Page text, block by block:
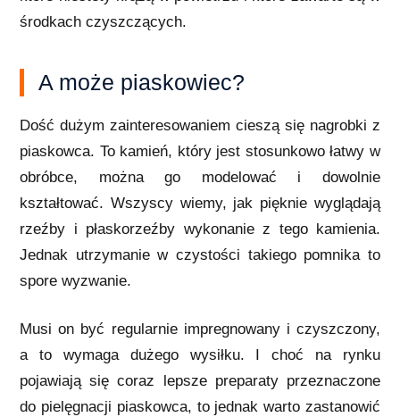
środkach czyszczących.
A może piaskowiec?
Dość dużym zainteresowaniem cieszą się nagrobki z
piaskowca. To kamień, który jest stosunkowo łatwy w
obróbce, można go modelować i dowolnie
kształtować. Wszyscy wiemy, jak pięknie wyglądają
rzeźby i płaskorzeźby wykonanie z tego kamienia.
Jednak utrzymanie w czystości takiego pomnika to
spore wyzwanie.
Musi on być regularnie impregnowany i czyszczony,
a to wymaga dużego wysiłku. I choć na rynku
pojawiają się coraz lepsze preparaty przeznaczone
do pielęgnacji piaskowca, to jednak warto zastanowić